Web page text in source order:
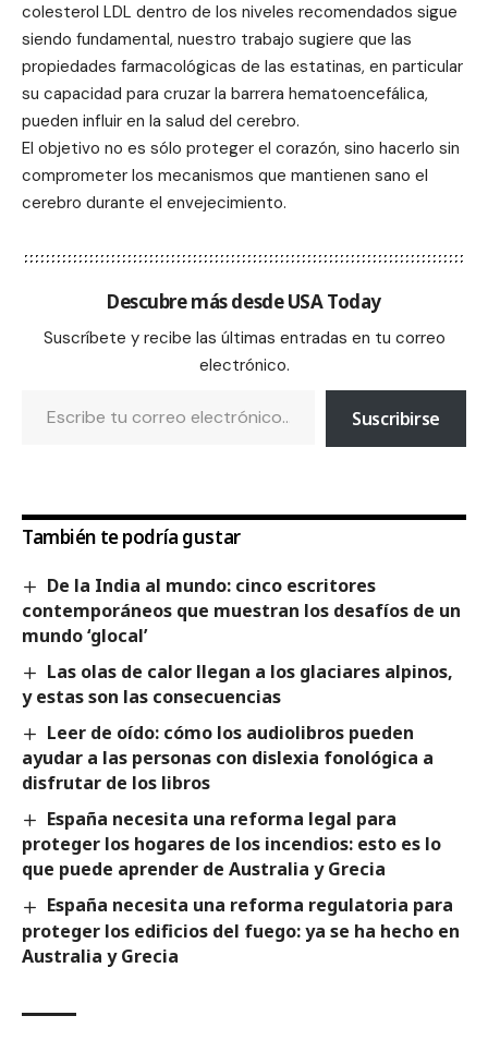
colesterol LDL dentro de los niveles recomendados sigue
siendo fundamental, nuestro trabajo sugiere que las
propiedades farmacológicas de las estatinas, en particular
su capacidad para cruzar la barrera hematoencefálica,
pueden influir en la salud del cerebro.
El objetivo no es sólo proteger el corazón, sino hacerlo sin
comprometer los mecanismos que mantienen sano el
cerebro durante el envejecimiento.
Descubre más desde USA Today
Suscríbete y recibe las últimas entradas en tu correo
electrónico.
Suscribirse
También te podría gustar
De la India al mundo: cinco escritores
contemporáneos que muestran los desafíos de un
mundo ‘glocal’
Las olas de calor llegan a los glaciares alpinos,
y estas son las consecuencias
Leer de oído: cómo los audiolibros pueden
ayudar a las personas con dislexia fonológica a
disfrutar de los libros
España necesita una reforma legal para
proteger los hogares de los incendios: esto es lo
que puede aprender de Australia y Grecia
España necesita una reforma regulatoria para
proteger los edificios del fuego: ya se ha hecho en
Australia y Grecia